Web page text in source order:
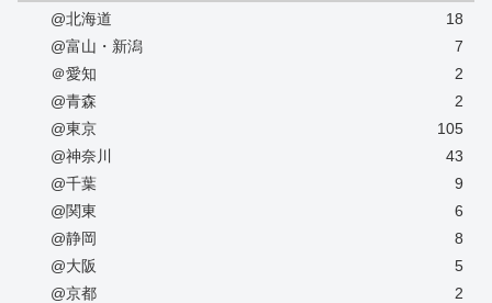
@北海道
18
@富山・新潟
7
＠愛知
2
@青森
2
@東京
105
@神奈川
43
@千葉
9
@関東
6
@静岡
8
@大阪
5
@京都
2